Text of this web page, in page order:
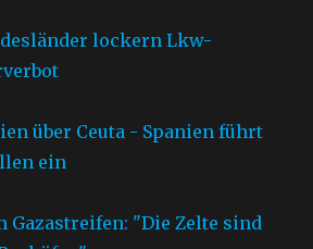
lockern Lkw-
über Ceuta - Spanien führt
ein
Gazastreifen: "Die Zelte sind